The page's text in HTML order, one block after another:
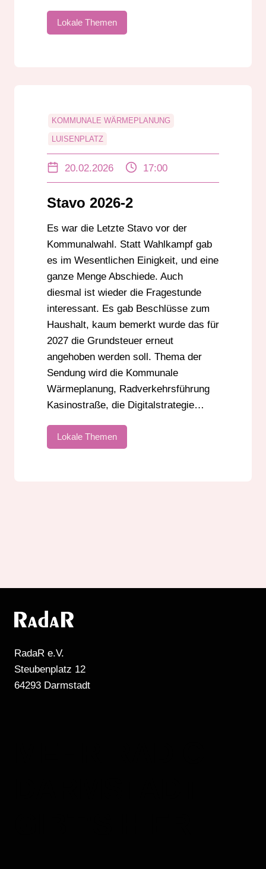
Lokale Themen
KOMMUNALE WÄRMEPLANUNG
LUISENPLATZ
RADVERKEHRSFÜHRUNG
KASINOSTRASSE
STAVO VIDEOÜBERWACHUNG
20.02.2026 17:00
Stavo 2026-2
Es war die Letzte Stavo vor der
Kommunalwahl. Statt Wahlkampf gab
es im Wesentlichen Einigkeit, und eine
ganze Menge Abschiede. Auch
diesmal ist wieder die Fragestunde
interessant. Es gab Beschlüsse zum
Haushalt, kaum bemerkt wurde das für
2027 die Grundsteuer erneut
angehoben werden soll. Thema der
Sendung wird die Kommunale
Wärmeplanung, Radverkehrsführung
Kasinostraße, die Digitalstrategie…
Lokale Themen
RadaR e.V.
Steubenplatz 12
64293 Darmstadt